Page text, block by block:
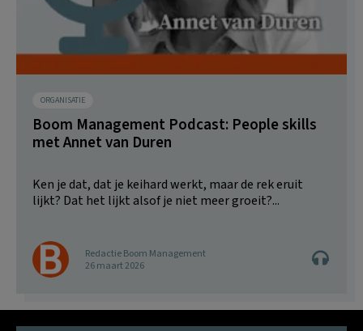
ORGANISATIE
Boom Management Podcast: People skills
met Annet van Duren
Ken je dat, dat je keihard werkt, maar de rek eruit
lijkt? Dat het lijkt alsof je niet meer groeit?...
Redactie Boom Management
26 maart 2026